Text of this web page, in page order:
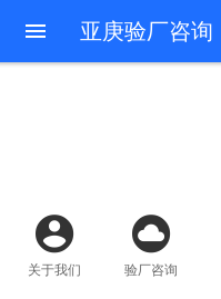
亚庚验厂咨询
关于我们 验厂咨询